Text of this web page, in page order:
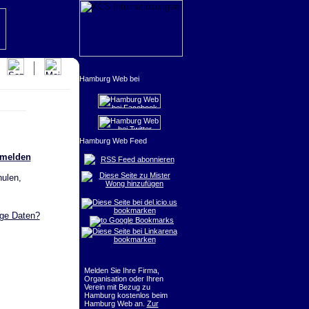
Daten?
RSS Feed abonnieren
Melden Sie Ihre Firma,
Organisation oder Ihren
Verein mit Bezug zu
Hamburg kostenlos beim
Hamburg Web an. Zur